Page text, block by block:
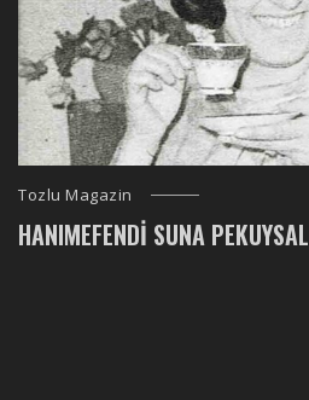
Tozlu Magazin
HANIMEFENDI SUNA PEKUYSAL